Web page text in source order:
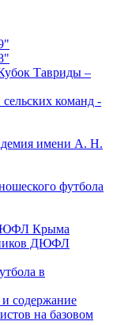
Тавриды –
команд -
имени А. Н.
футбола
Крыма
ДЮФЛ
в
содержание
на базовом